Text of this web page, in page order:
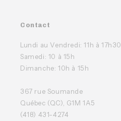
Contact
Lundi au Vendredi: 11h à 17h30
Samedi: 10 à 15h
Dimanche: 10h à 15h
367 rue Soumande
Québec (QC), G1M 1A5
(418) 431-4274